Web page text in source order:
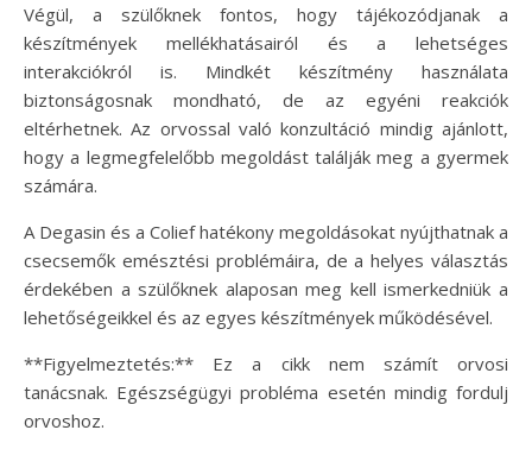
Végül, a szülőknek fontos, hogy tájékozódjanak a
készítmények mellékhatásairól és a lehetséges
interakciókról is. Mindkét készítmény használata
biztonságosnak mondható, de az egyéni reakciók
eltérhetnek. Az orvossal való konzultáció mindig ajánlott,
hogy a legmegfelelőbb megoldást találják meg a gyermek
számára.
A Degasin és a Colief hatékony megoldásokat nyújthatnak a
csecsemők emésztési problémáira, de a helyes választás
érdekében a szülőknek alaposan meg kell ismerkedniük a
lehetőségeikkel és az egyes készítmények működésével.
**Figyelmeztetés:** Ez a cikk nem számít orvosi
tanácsnak. Egészségügyi probléma esetén mindig fordulj
orvoshoz.